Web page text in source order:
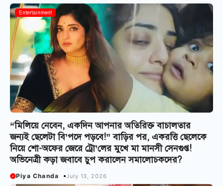
Entertainment
“মিলিয়ে নেবেন, একদিন আপনার অতিরিক্ত বাচালতার
জন্যই ছেলেটা বি’পদে পড়বে!” বাড়ির পর, একরত্তি ছেলেকে
নিয়ে শো-অফের জেরে ট্রো’লের মুখে মা মানসী সেনগুপ্ত!
অভিনেত্রী কড়া জবাবে চুপ করালেন সমালোচকদের?
Piya Chanda July 13, 2026